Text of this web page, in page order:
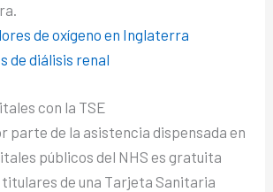
de oxígeno en Inglaterra
de diálisis renal
con la TSE
parte de la asistencia dispensada en
públicos del NHS es gratuita
de una Tarjeta Sanitaria